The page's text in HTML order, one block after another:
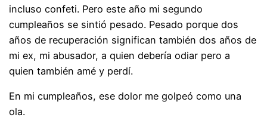
incluso confeti. Pero este año mi segundo
cumpleaños se sintió pesado. Pesado porque dos
años de recuperación significan también dos años de
mi ex, mi abusador, a quien debería odiar pero a
quien también amé y perdí.
En mi cumpleaños, ese dolor me golpeó como una
ola.